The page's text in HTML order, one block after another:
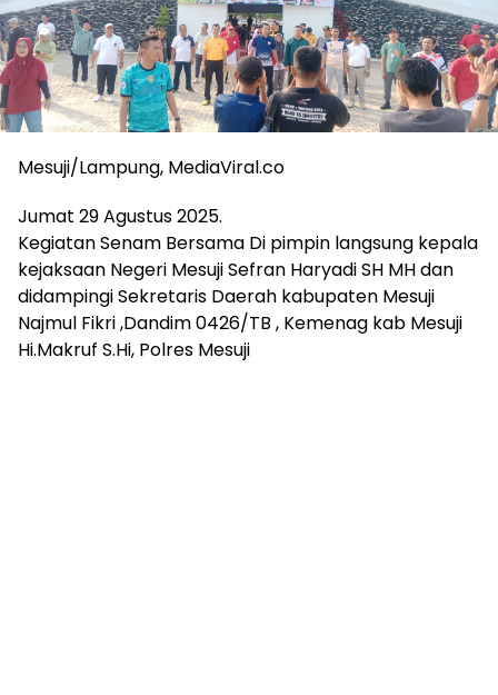
Mesuji/Lampung, MediaViral.co
Jumat 29 Agustus 2025.
Kegiatan Senam Bersama Di pimpin langsung kepala
kejaksaan Negeri Mesuji Sefran Haryadi SH MH dan
didampingi Sekretaris Daerah kabupaten Mesuji
Najmul Fikri ,Dandim 0426/TB , Kemenag kab Mesuji
Hi.Makruf S.Hi, Polres Mesuji